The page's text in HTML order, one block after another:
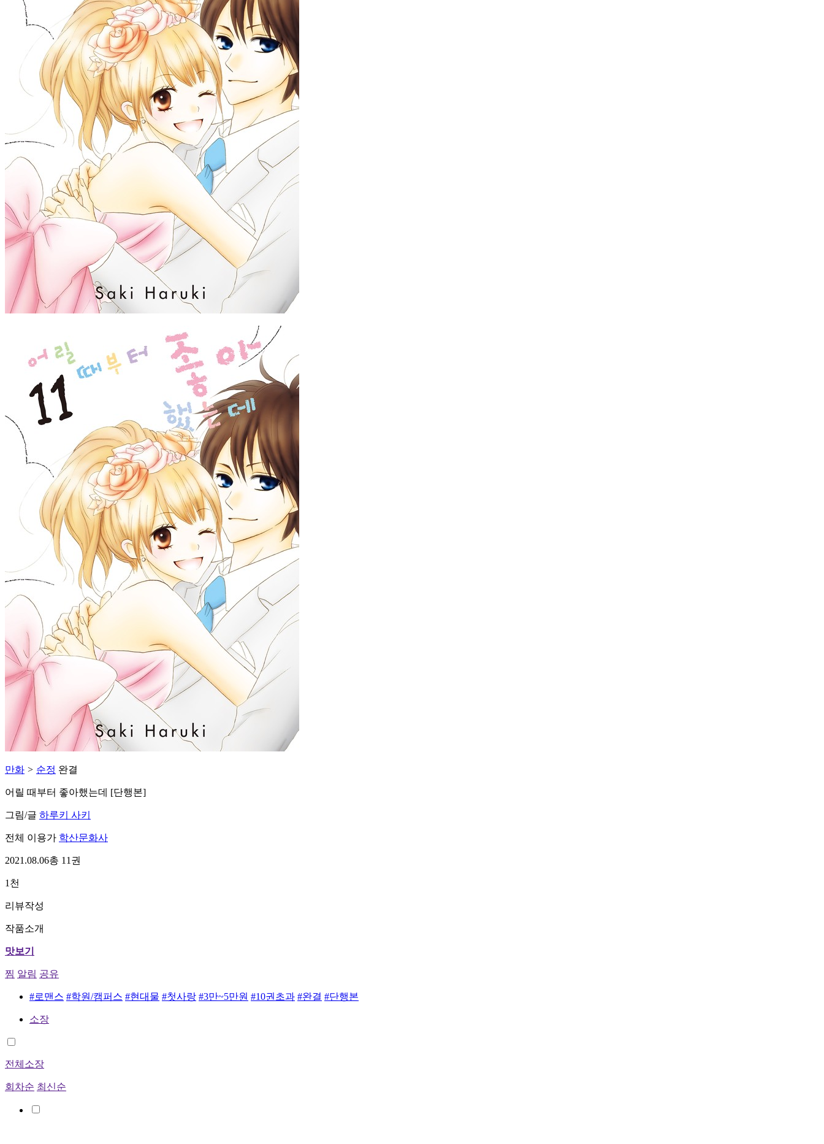
만화 > 순정 완결
어릴 때부터 좋아했는데 [단행본]
그림/글 하루키 사키
전체 이용가 학산문화사
2021.08.06총 11권
1천
리뷰작성
작품소개
맛보기
찜 알림 공유
#로맨스 #학원/캠퍼스 #현대물 #첫사랑 #3만~5만원 #10권초과 #완결 #단행본
소장
전체소장
회차순 최신순